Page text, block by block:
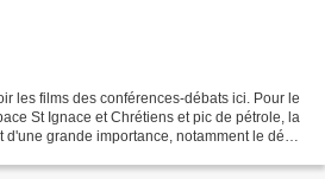
les films des conférences-débats ici. Pour le
St Ignace et Chrétiens et pic de pétrole, la
grande importance, notamment le débat